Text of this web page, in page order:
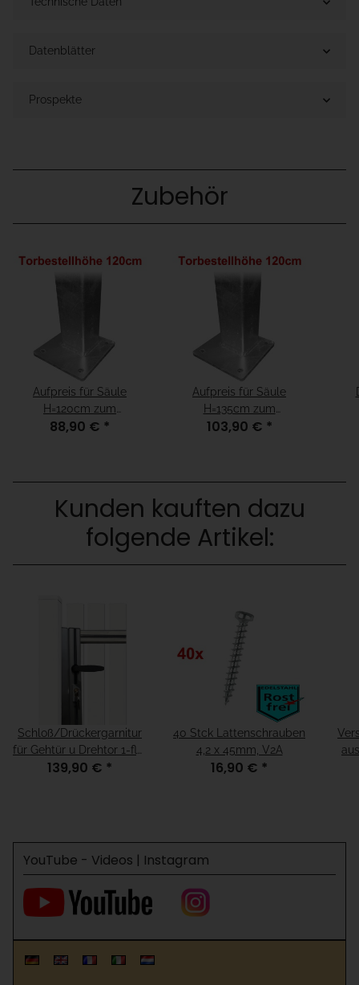
Datenblätter
Prospekte
Zubehör
Aufpreis für Säule
H=120cm zum
Aufschrauben für
88,90 € *
Aufpreis für Säule
H=135cm zum
Aufschrauben für
103,90 € *
Kunden kauften dazu
folgende Artikel:
Schloß/Drückergarnitur
für Gehtür u Drehtor 1-flg,
für H=120 Weiß
139,90 € *
40 Stck Lattenschrauben
4,2 x 45mm, V2A
16,90 € *
YouTube - Videos | Instagram